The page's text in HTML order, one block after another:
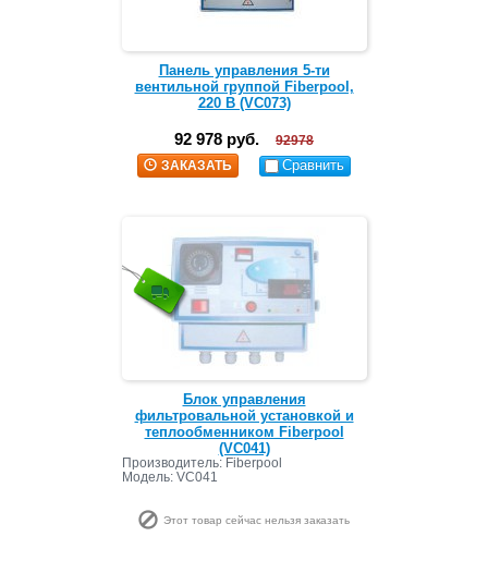
Панель управления 5-ти
вентильной группой Fiberpool,
220 В (VC073)
92 978 руб.
92978
ЗАКАЗАТЬ
Сравнить
Блок управления
фильтровальной установкой и
теплообменником Fiberpool
(VC041)
Производитель: Fiberpool
Модель: VC041
Этот товар сейчас нельзя заказать